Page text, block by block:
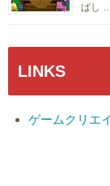
ばし
LINKS
ゲームクリエ